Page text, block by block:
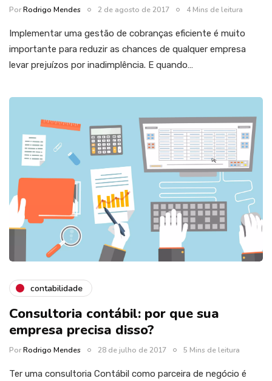
PorRodrigo Mendes 2 de agosto de 2017 4 Mins de leitura
Implementar uma gestão de cobranças eficiente é muito
importante para reduzir as chances de qualquer empresa
levar prejuízos por inadimplência. E quando…
contabilidade
Consultoria contábil: por que sua
empresa precisa disso?
PorRodrigo Mendes 28 de julho de 2017 5 Mins de leitura
Ter uma consultoria Contábil como parceira de negócio é